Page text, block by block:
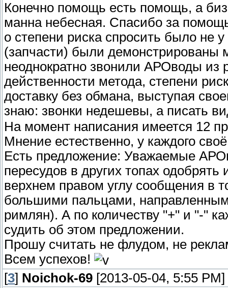
Конечно помощь есть помощь, а
манна небесная. Спасибо за
о степени риска спросить было не у
(запчасти) были демонстрированы
неоднократно звонили АРОводы из
действенности метода, степени
доставку без обмана, выступая
знаю: звонки недешевы, а писать
На момент написания имеется 12
Мнение естественно, у каждого
Есть предложение: Уважаемые
пересудов в других топах
верхнем правом углу сообщения в
большими пальцами,
римлян). А по количеству "+" и "-"
судить об этом предложении.
Прошу считать не флудом, не
Всем успехов!
[3] Noichok-69 [2013-05-04, 5:55 PM]